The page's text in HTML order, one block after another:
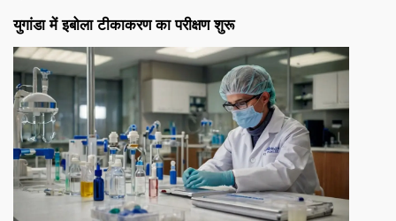
युगांडा में इबोला टीकाकरण का परीक्षण शुरू